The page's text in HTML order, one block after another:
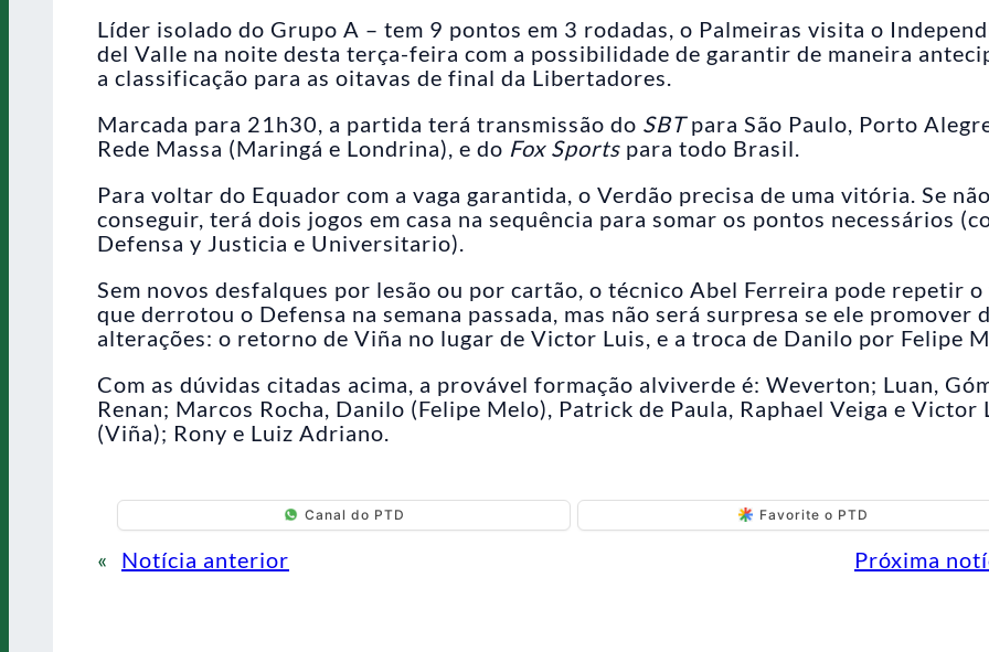
Líder isolado do Grupo A – tem 9 pontos em 3 rodadas, o Palmeiras visita o
del Valle na noite desta terça-feira com a possibilidade de garantir de maneira
a classificação para as oitavas de final da Libertadores.
Marcada para 21h30, a partida terá transmissão do SBTpara São Paulo, Porto
Rede Massa (Maringá e Londrina), e do Fox Sports para todo Brasil.
Para voltar do Equador com a vaga garantida, o Verdão precisa de uma vitória. Se não
conseguir, terá dois jogos em casa na sequência para somar os pontos necessários
Defensa y Justicia e Universitario).
Sem novos desfalques por lesão ou por cartão, o técnico Abel Ferreira pode repetir o
que derrotou o Defensa na semana passada, mas não será surpresa se ele promover
alterações: o retorno de Viña no lugar de Victor Luis, e a troca de Danilo por Felipe
Com as dúvidas citadas acima, a provável formação alviverde é: Weverton; Luan,
Renan; Marcos Rocha, Danilo (Felipe Melo), Patrick de Paula, Raphael Veiga e Victor
(Viña); Rony e Luiz Adriano.
Canal do PTD Favorite o PTD
« Notícia anterior Próxima